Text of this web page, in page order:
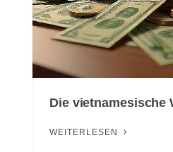
Die vietnamesische
WEITERLESEN